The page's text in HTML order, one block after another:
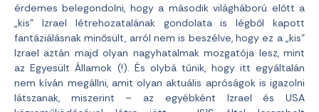
érdemes belegondolni, hogy a második világháború előtt a
„kis” Izrael létrehozatalának gondolata is légből kapott
fantáziálásnak minősült, arról nem is beszélve, hogy ez a „kis”
Izrael aztán majd olyan nagyhatalmak mozgatója lesz, mint
az Egyesült Államok (!). És olybá tűnik, hogy itt egyáltalán
nem kíván megállni, amit olyan aktuális apróságok is igazolni
látszanak, miszerint – az egyébként Izrael és USA